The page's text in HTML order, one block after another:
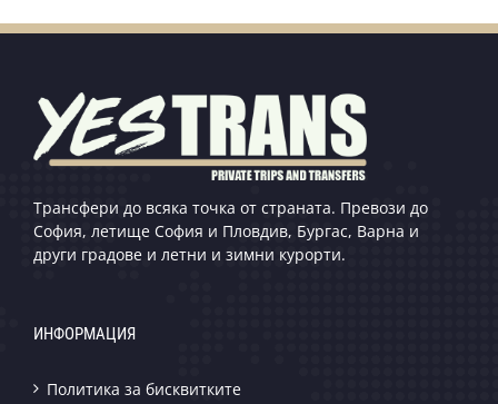
Трансфери до всяка точка от страната. Превози до
София, летище София и Пловдив, Бургас, Варна и
други градове и летни и зимни курорти.
ИНФОРМАЦИЯ
Политика за бисквитките